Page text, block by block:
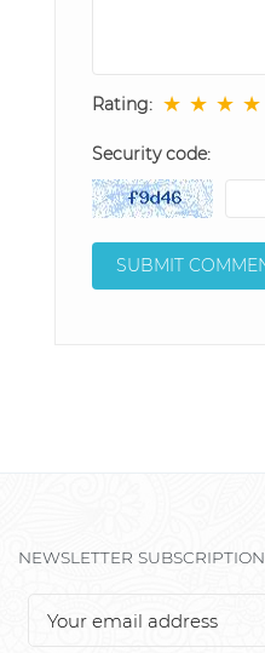
Rating: ★ ★ ★ ★
Security code:
NEWSLETTER SUBSCRIPTION